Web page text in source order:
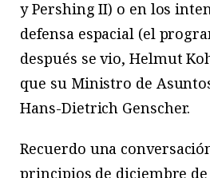
y Pershing II) o en los
defensa espacial (el
después se vio, Helmut
que su Ministro de
Hans-Dietrich Genscher.
Recuerdo una
principios de diciembre de